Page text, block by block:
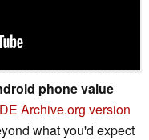
phone value
Archive.org version
what you'd expect